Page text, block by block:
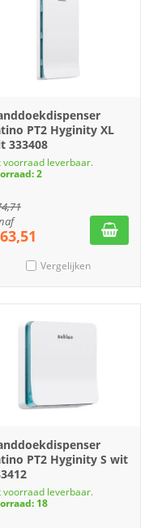
PT2 Hyginity XL
333408
voorraad leverbaar.
2
63,51
Vergelijken
PT2 Hyginity S wit
voorraad leverbaar.
18